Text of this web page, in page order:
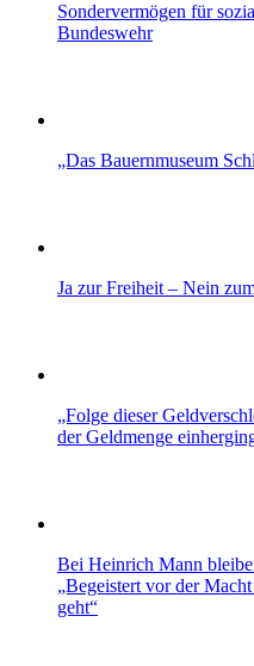
Sondervermögen für
Bundeswehr
„Das Bauernmuseum
Ja zur Freiheit – Nein
„Folge dieser
der Geldmenge
Bei Heinrich Mann
„Begeistert vor der
geht“